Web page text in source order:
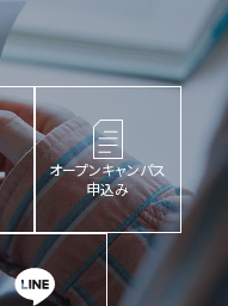
オープンキャンパス
申込み